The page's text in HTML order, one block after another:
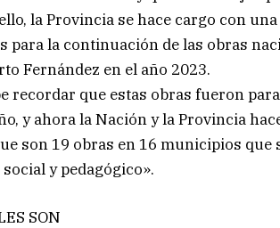
la Provincia se hace cargo con
para la continuación de las obras
Fernández en el año 2023.
recordar que estas obras fueron
y ahora la Nación y la Provincia
son 19 obras en 16 municipios
y pedagógico».
SON